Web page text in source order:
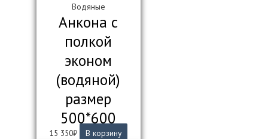
Водяные
Анкона с
полкой
эконом
(водяной)
размер
500*600
15 350₽ В корзину